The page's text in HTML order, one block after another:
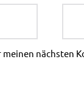
nächsten